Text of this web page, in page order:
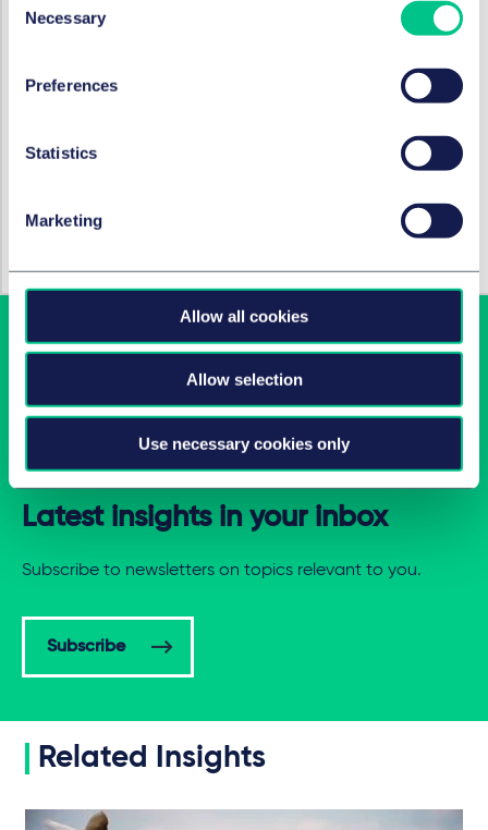
Selection
Necessary
Preferences
Statistics
Marketing
Allow all cookies
Allow selection
Use necessary cookies only
Fusions et acquisitions d’entreprises et
Latest insights in your inbox
Subscribe to newsletters on topics relevant to you.
Subscribe
Related Insights